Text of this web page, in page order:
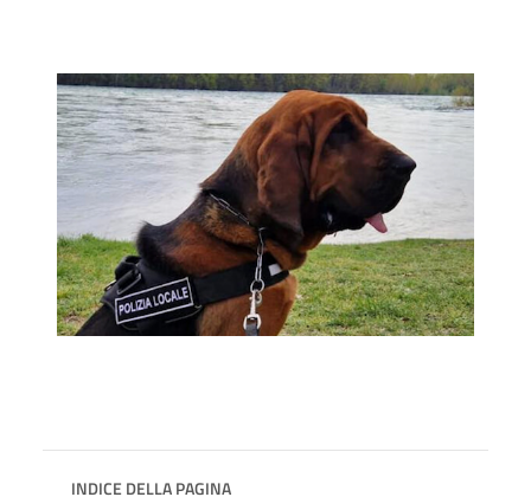
INDICE DELLA PAGINA